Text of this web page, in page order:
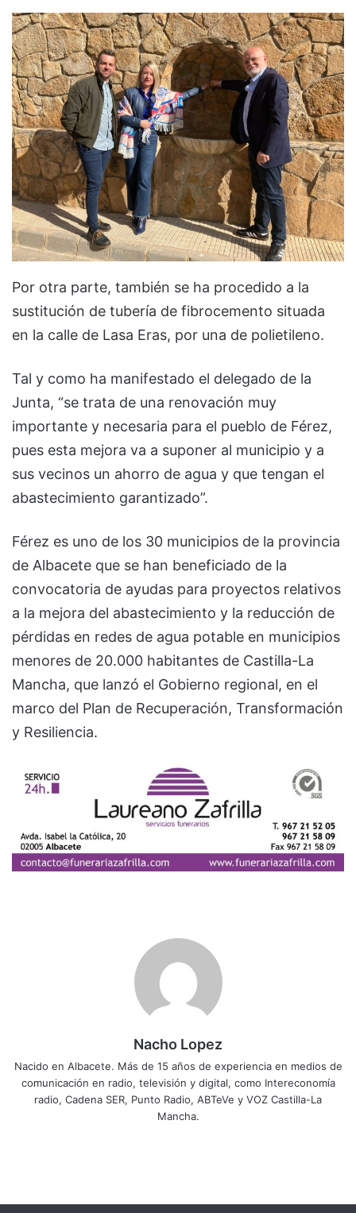
Por otra parte, también se ha procedido a la
sustitución de tubería de fibrocemento situada
en la calle de Lasa Eras, por una de polietileno.
Tal y como ha manifestado el delegado de la
Junta, “se trata de una renovación muy
importante y necesaria para el pueblo de Férez,
pues esta mejora va a suponer al municipio y a
sus vecinos un ahorro de agua y que tengan el
abastecimiento garantizado”.
Férez es uno de los 30 municipios de la provincia
de Albacete que se han beneficiado de la
convocatoria de ayudas para proyectos relativos
a la mejora del abastecimiento y la reducción de
pérdidas en redes de agua potable en municipios
menores de 20.000 habitantes de Castilla-La
Mancha, que lanzó el Gobierno regional, en el
marco del Plan de Recuperación, Transformación
y Resiliencia.
Nacho Lopez
Nacido en Albacete. Más de 15 años de experiencia en medios de
comunicación en radio, televisión y digital, como Intereconomía
radio, Cadena SER, Punto Radio, ABTeVe y VOZ Castilla-La
Mancha.